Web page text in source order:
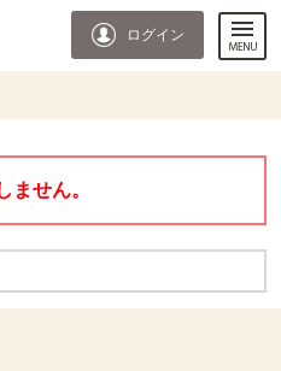
ログイン
ません。